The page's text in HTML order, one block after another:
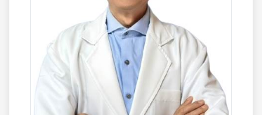
與回響，更獲臺灣醫學院評鑑委員會的肯
定與讚許。近來更曾擔任台灣擬真醫學教
育學會、台灣醫事法律學會之理事、監事
的職務，積極地從事推廣醫學教育，應用
於臨床工作，以提昇醫療的品質。